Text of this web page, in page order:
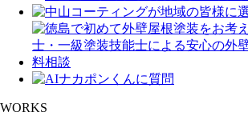
WORKS